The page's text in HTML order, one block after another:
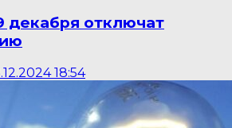
декабря отключат
18:54